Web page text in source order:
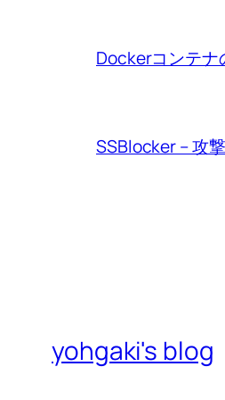
Dockerコンテナ
SSBlocker – 攻
yohgaki's blog